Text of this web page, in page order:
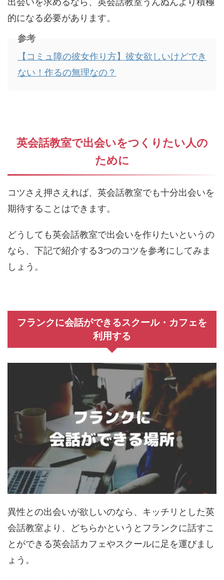
的になる必要があります。
参考
【コミュ障の彼女作り方】彼女欲しいけどでき
ない！作るの無理なの？
英会話教室で出会いをつくりたい人の
ために
コツさえ押さえれば、英会話教室でも十分出会いを
期待することはできます。
どうしても英会話教室で出会いを作りたいというの
なら、下記で紹介する3つのコツを参考にしてみま
しょう。
フランクに会話ができるスクール・カフェを
利用する
異性との出会いが欲しいのなら、キッチリとした英
会話教室より、どちらかというとフランクに話すこ
とができる英会話カフェやスクールに足を運びまし
ょう。